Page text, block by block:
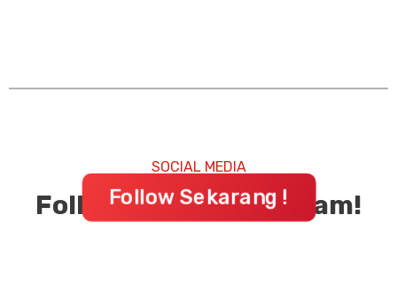
SOCIAL MEDIA
Follow FOZ di Instagram!
Follow Sekarang !